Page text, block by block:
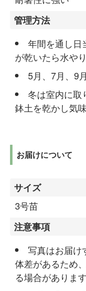
管理方法
年間を通し日
が乾いたら水や
5月、7月、9
冬は室内に取
鉢土を乾かし気
お届けについて
サイズ
3号苗
注意事項
写真はお届け
体差があるため
る場合があります